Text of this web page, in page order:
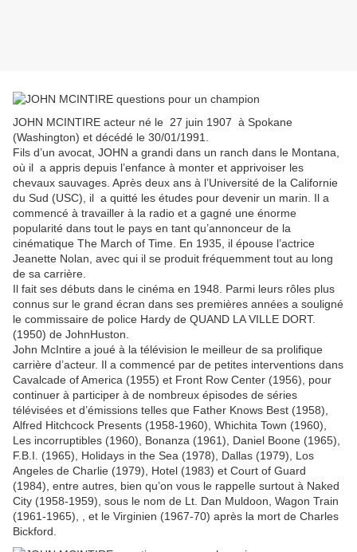
JOHN MCINTIRE acteur né le 27 juin 1907 à Spokane
(Washington) et décédé le 30/01/1991.
Fils d’un avocat, JOHN a grandi dans un ranch dans le Montana,
où il a appris depuis l’enfance à monter et apprivoiser les
chevaux sauvages. Après deux ans à l’Université de la Californie
du Sud (USC), il a quitté les études pour devenir un marin. Il a
commencé à travailler à la radio et a gagné une énorme
popularité dans tout le pays en tant qu’annonceur de la
cinématique The March of Time. En 1935, il épouse l’actrice
Jeanette Nolan, avec qui il se produit fréquemment tout au long
de sa carrière.
Il fait ses débuts dans le cinéma en 1948. Parmi leurs rôles plus
connus sur le grand écran dans ses premières années a souligné
le commissaire de police Hardy de QUAND LA VILLE DORT.
(1950) de JohnHuston.
John McIntire a joué à la télévision le meilleur de sa prolifique
carrière d’acteur. Il a commencé par de petites interventions dans
Cavalcade of America (1955) et Front Row Center (1956), pour
continuer à participer à de nombreux épisodes de séries
télévisées et d’émissions telles que Father Knows Best (1958),
Alfred Hitchcock Presents (1958-1960), Whichita Town (1960),
Les incorruptibles (1960), Bonanza (1961), Daniel Boone (1965),
F.B.I. (1965), Holidays in the Sea (1978), Dallas (1979), Los
Angeles de Charlie (1979), Hotel (1983) et Court of Guard
(1984), entre autres, bien qu’on vous le rappelle surtout à Naked
City (1958-1959), sous le nom de Lt. Dan Muldoon, Wagon Train
(1961-1965), , et le Virginien (1967-70) après la mort de Charles
Bickford.